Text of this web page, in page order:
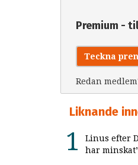
Premium -
Teckna
Redan
Liknande
Linus efter
har